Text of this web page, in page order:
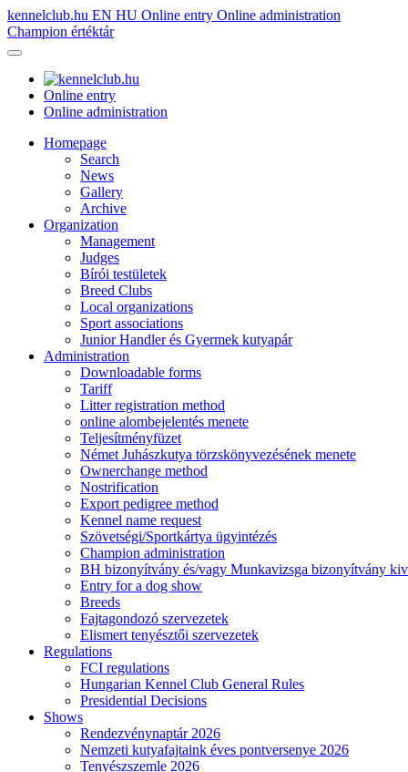
kennelclub.hu EN HU Online entry Online administration
Champion értéktár
Online entry
Online administration
Homepage
Search
News
Gallery
Archive
Organization
Management
Judges
Bírói testületek
Breed Clubs
Local organizations
Sport associations
Junior Handler és Gyermek kutyapár
Administration
Downloadable forms
Tariff
Litter registration method
online alombejelentés menete
Teljesítményfüzet
Német Juhászkutya törzskönyvezésének menete
Ownerchange method
Nostrification
Export pedigree method
Kennel name request
Szövetségi/Sportkártya ügyintézés
Champion administration
BH bizonyítvány és/vagy Munkavizsga bizonyítvány
Entry for a dog show
Breeds
Fajtagondozó szervezetek
Elismert tenyésztői szervezetek
Regulations
FCI regulations
Hungarian Kennel Club General Rules
Presidential Decisions
Shows
Rendezvénynaptár 2026
Nemzeti kutyafajtaink éves pontversenye 2026
Tenyészszemle 2026